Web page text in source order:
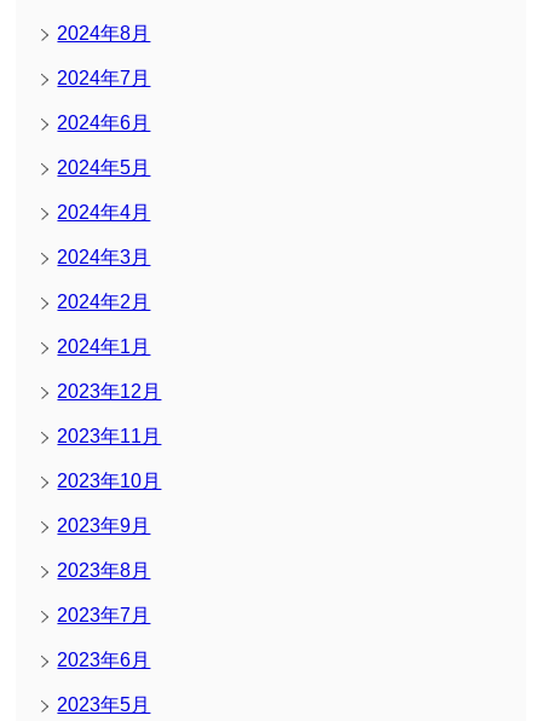
2024年8月
2024年7月
2024年6月
2024年5月
2024年4月
2024年3月
2024年2月
2024年1月
2023年12月
2023年11月
2023年10月
2023年9月
2023年8月
2023年7月
2023年6月
2023年5月